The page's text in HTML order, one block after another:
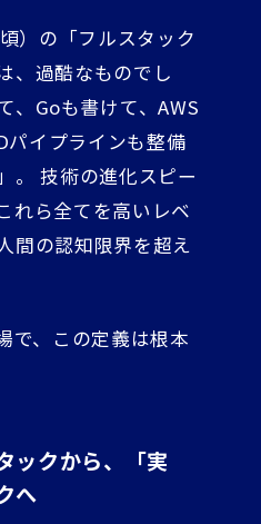
）の「フルスタック
、過酷なものでし
、Goも書けて、AWS
パイプラインも整備
。 技術の進化スピー
れら全てを高いレベ
間の認知限界を超え
で、この定義は根本
ックから、「実
へ